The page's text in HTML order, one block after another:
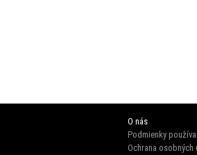
O nás
Podmienky
Ochrana osobných